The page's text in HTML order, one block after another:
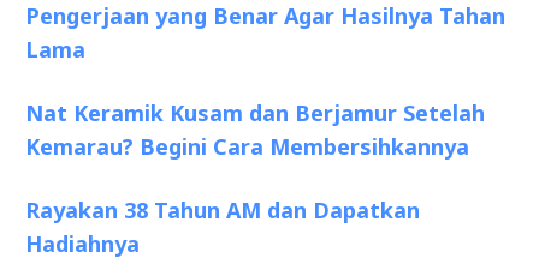
Pengerjaan yang Benar Agar Hasilnya Tahan
Lama
Nat Keramik Kusam dan Berjamur Setelah
Kemarau? Begini Cara Membersihkannya
Rayakan 38 Tahun AM dan Dapatkan
Hadiahnya